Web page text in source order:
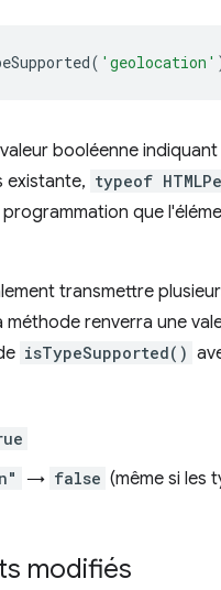
( 'geolocation'
booléenne
existante, typeof
que
transmettre
méthode renverra une
isTypeSupported()
→ false (même si les
modifiés